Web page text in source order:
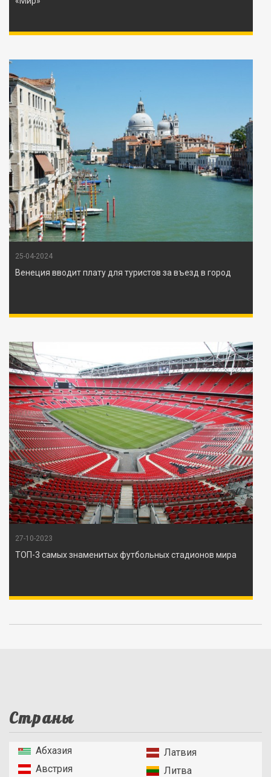
25-04-2024
Венеция вводит плату для туристов за въезд в город
27-10-2023
ТОП-3 самых знаменитых футбольных стадионов мира
Страны
Абхазия
Австрия
Латвия
Литва